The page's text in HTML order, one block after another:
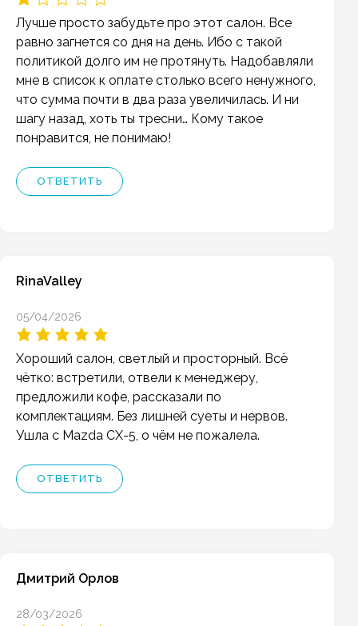
Лучше просто забудьте про этот салон. Все
равно загнется со дня на день. Ибо с такой
политикой долго им не протянуть. Надобавляли
мне в список к оплате столько всего ненужного,
что сумма почти в два раза увеличилась. И ни
шагу назад, хоть ты тресни… Кому такое
понравится, не понимаю!
ОТВЕТИТЬ
RinaValley
05/04/2026
Хороший салон, светлый и просторный. Всё
чётко: встретили, отвели к менеджеру,
предложили кофе, рассказали по
комплектациям. Без лишней суеты и нервов.
Ушла с Mazda CX-5, о чём не пожалела.
ОТВЕТИТЬ
Дмитрий Орлов
28/03/2026